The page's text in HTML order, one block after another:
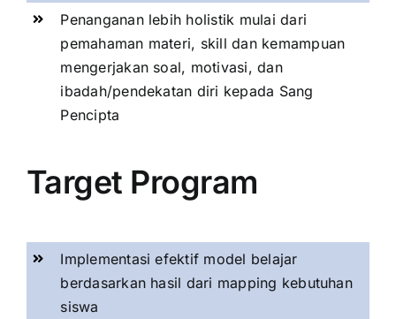
Penanganan lebih holistik mulai dari
pemahaman materi, skill dan kemampuan
mengerjakan soal, motivasi, dan
ibadah/pendekatan diri kepada Sang
Pencipta
Target Program
Implementasi efektif model belajar
berdasarkan hasil dari mapping kebutuhan
siswa